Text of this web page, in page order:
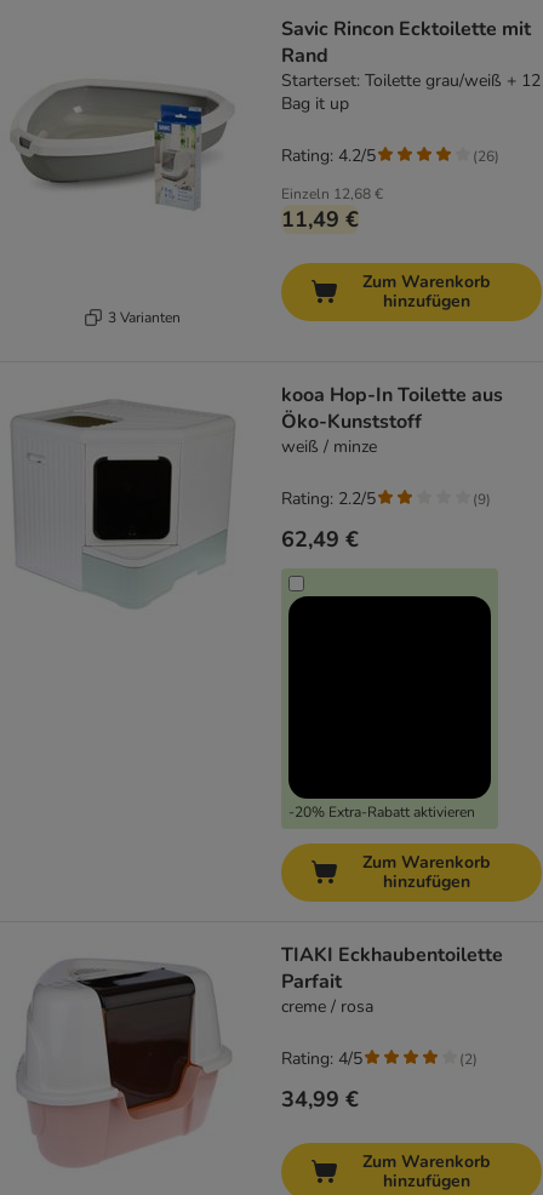
3 Varianten
Savic Rincon Ecktoilette mit
Rand
Starterset: Toilette grau/weiß + 12
Bag it up
Einzeln 12,68 €
11,49 €
Rating: 4.2/5 (26)
Zum Warenkorb
hinzufügen
kooa Hop-In Toilette aus
Öko-Kunststoff
weiß / minze
62,49 €
-20% Extra-Rabatt aktivieren
Rating: 2.2/5 (9)
Zum Warenkorb
hinzufügen
TIAKI Eckhaubentoilette
Parfait
creme / rosa
34,99 €
Rating: 4/5 (2)
Zum Warenkorb
hinzufügen